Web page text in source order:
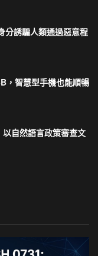
誘騙人類通過惡意程
智慧型手機也能順暢
自然語言政策審查文